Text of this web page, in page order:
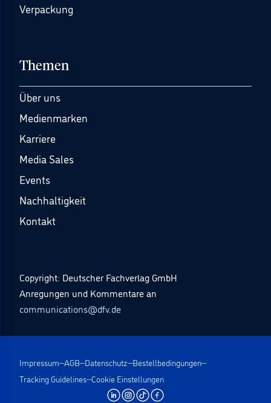
Verpackung
Themen
Über uns
Medienmarken
Karriere
Media Sales
Events
Nachhaltigkeit
Kontakt
Copyright: Deutscher Fachverlag GmbH
Anregungen und Kommentare an
communications@dfv.de
Impressum AGB Datenschutz Bestellbedingungen
Tracking Guidelines Cookie Einstellungen